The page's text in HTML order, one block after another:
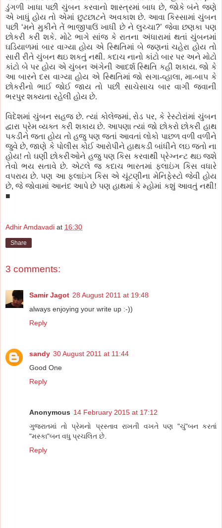
ડુંગળી ખાધા પછી ચુંબન કરવાનો શાસ્ત્રમાં બાધ છે, જોકે બંને જણે
એ ખાધું હોય તો એમાં છુટછાટને અવકાશ છે. આવા કિસ્સામાં ચુંબન
પછી ‘મને મુકીને તેં ભાજીપાઉં ખાધી છે ને લુચ્ચા?’ જેવા છણકા પણ
છોકરી કરીશકે. મોટે ભાગે સાંજ કે રાતના અંધારામાં થતાં ચુંબનમાં
ઘડિયાળમાં બાર વાગ્યા હોય એ સ્થિતિમાં બે જણનાં ચહેરા હોય તો
સારી રીતે ચુંબન થઇ શકતું નથી. કદાચ નાનો કાંટો બાર પર અને મોટો
કાંટો બે પર હોય એ ચુંબન અંગેની આદર્શ સ્થિતિ કહી શકાય. જો કે
આ બારને દસ વાગ્યા હોય એ સ્થિતિમાં જો સગા-વ્હાલા,મા-બાપ કે
છોકરીનો ભાઈ જોઈ જાય તો પછી સાચેસાચ બાર વાગી જવાની
ભરપુર શક્યતા રહેલી હોય છે.
વિદેશમાં ચુંબન સહજ છે. ત્યાં કોલેજમાં,રોડ પર,કે રેસ્ટોરાંમાં ચુંબન
દ્વારા પ્રેમ વ્યક્ત કરી શકાય છે. આપણા ત્યાં જો છોકરો છોકરી હાથ
પકડીને જતા હોય તો હજુ પણ જતાં આવતાં લોકો પાછળ વળી વળીને
જુવે છે,જાણે કે પોલીસ કોઈ આરોપીને હાથકડી બાંધીને લઇ જતો ના
હોય! તો ઘણી છોકરીઓને હજુ પણ કિસ કરવાથી પ્રેગ્નન્ટ થઇ જશે
તેવો ભય સતાવે છે. એટલે જ કદાચ ભારતમાં ફ્લાઇંગ કિસ વધારે
વપરાય છે. પણ આ ફ્લાઇંગ કિસ એ ચૂંટણીના મેનિફેસ્ટો જેવી હોય
છે,જે જોવામાં આનંદ આપે છે પણ હાથમાં કે મ્હોમાં કશું આવતું નથી!
■
Adhir Amdavadi at 16:30
Share
3 comments:
Samir Jagot 28 August 2011 at 19:48
always enjoying your write up :-))
Reply
sandy 30 August 2011 at 11:44
Good One
Reply
Anonymous 14 February 2015 at 17:12
ગુજરાતમાં તો પ્રેમનો પ્રસ્તાવ રાખતી વખતે પણ "ચું"બન કરતાં
"મસ્કા"બન વધુ પ્રચલિત છે.
Reply